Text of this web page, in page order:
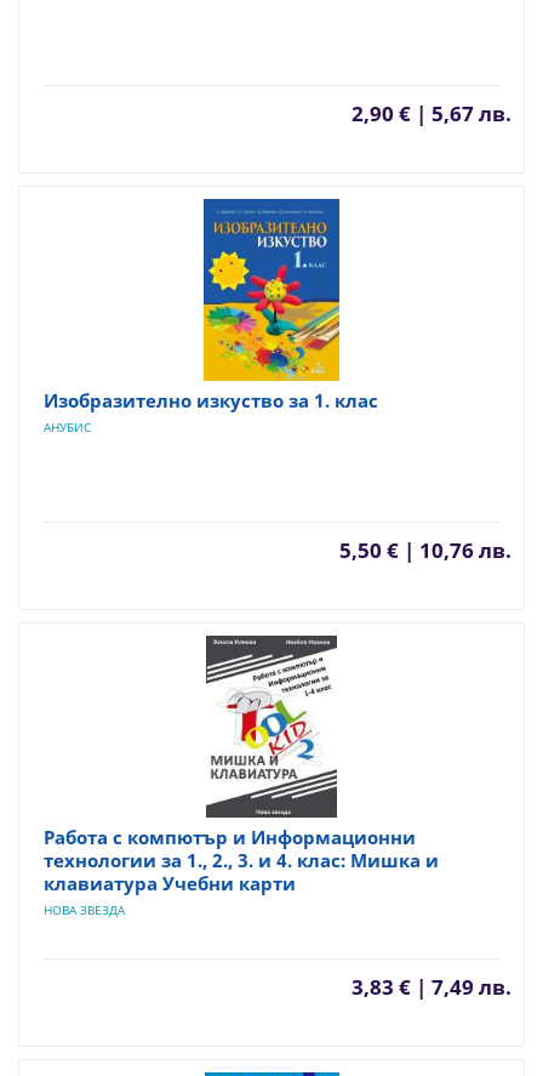
2,90 € | 5,67 лв.
Изобразително изкуство за 1. клас
АНУБИС
5,50 € | 10,76 лв.
Работа с компютър и Информационни
технологии за 1., 2., 3. и 4. клас: Мишка и
клавиатура Учебни карти
НОВА ЗВЕЗДА
3,83 € | 7,49 лв.